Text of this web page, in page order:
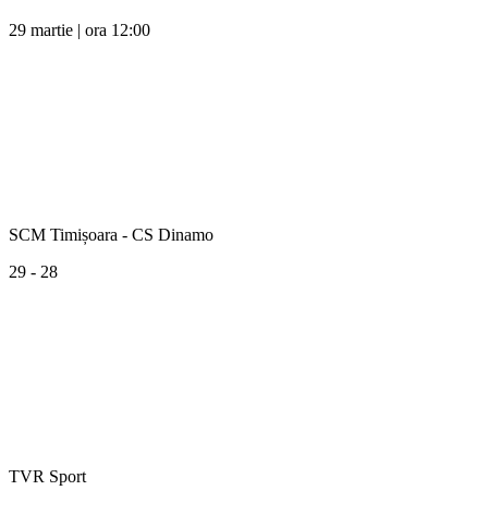
29 martie | ora 12:00
SCM Timișoara - CS Dinamo
29 - 28
TVR Sport